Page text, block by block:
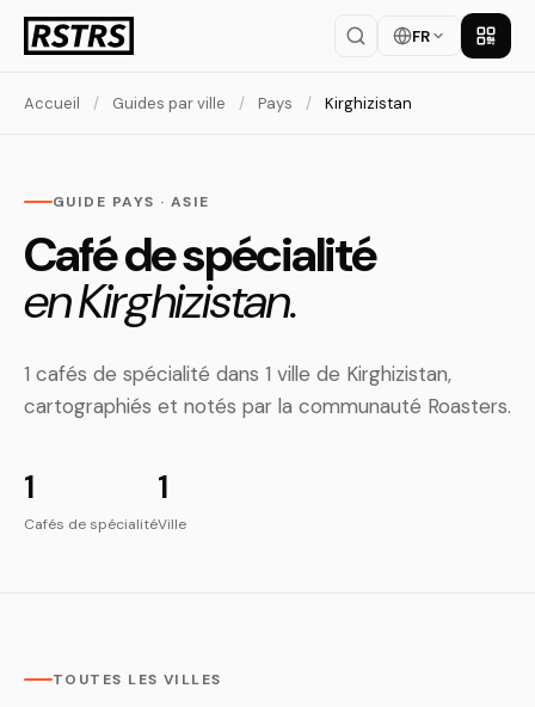
FR
Accueil / Guides par ville / Pays / Kirghizistan
GUIDE PAYS · ASIE
Café de spécialité
en Kirghizistan.
1 cafés de spécialité dans 1 ville de Kirghizistan,
cartographiés et notés par la communauté Roasters.
1
Cafés de spécialité
1
Ville
TOUTES LES VILLES